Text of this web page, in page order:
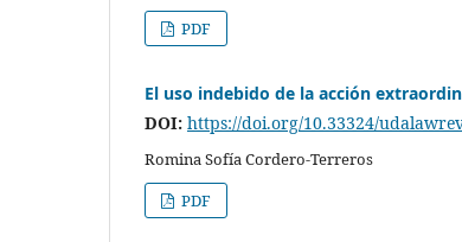
PDF
El uso indebido de la acción
DOI: https://doi.org/10.33324/
Romina Sofía Cordero-Terreros
PDF